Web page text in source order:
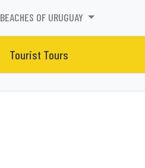
BEACHES OF URUGUAY
Tourist Tours